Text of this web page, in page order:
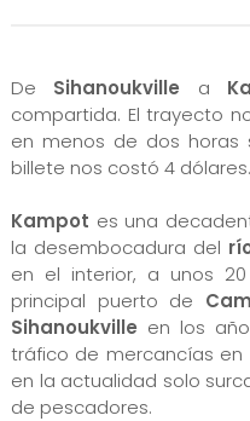
De Sihanoukville a
compartida. El trayecto
en menos de dos horas
billete nos costó 4 dólares.
Kampot es una
la desembocadura del
en el interior, a unos
principal puerto de
Sihanoukville en los
tráfico de mercancías en
en la actualidad solo
de pescadores.